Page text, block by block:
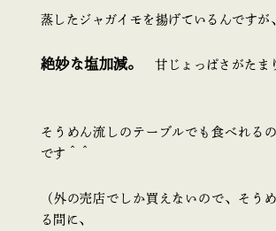
蒸したジャガイモを揚げているんですが
絶妙な塩加減。 甘じょっぱさがたま
そうめん流しのテーブルでも食べれる
です＾＾
（外の売店でしか買えないので、そう
る間に、